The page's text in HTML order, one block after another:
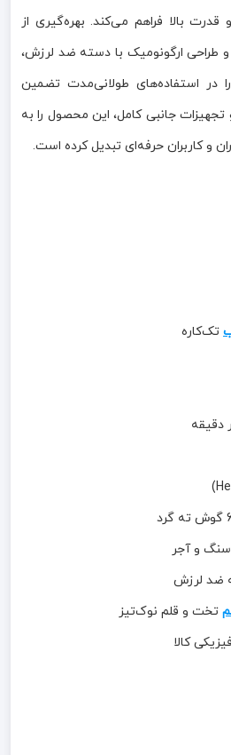
بالا فراهم می‌کند. بهره‌گیری از
ارگونومیک با دسته ضد لرزش،
در استفاده‌های طولانی‌مدت تضمین
جانبی کامل، این محصول را به
و کاربران حرفه‌ای تبدیل کرده است.
تک‌کاره
و آجر
ضد لرزش
تخت و قلم نوک‌تیز
کالا